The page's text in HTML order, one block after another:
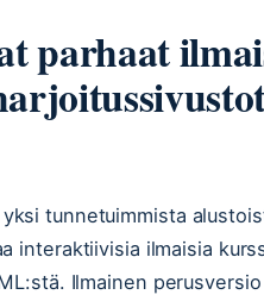
parhaat
tunnetuimmista
interaktiivisia ilmaisia
Ilmainen